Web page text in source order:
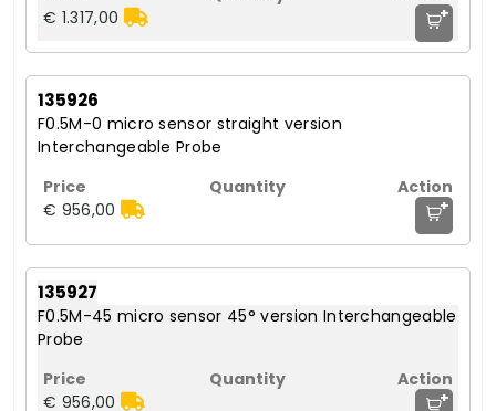
€ 1.317,00 +
135926
F0.5M-0 micro sensor straight version
Interchangeable Probe
€ 956,00 +
135927
F0.5M-45 micro sensor 45° version Interchangeable
Probe
€ 956,00 +